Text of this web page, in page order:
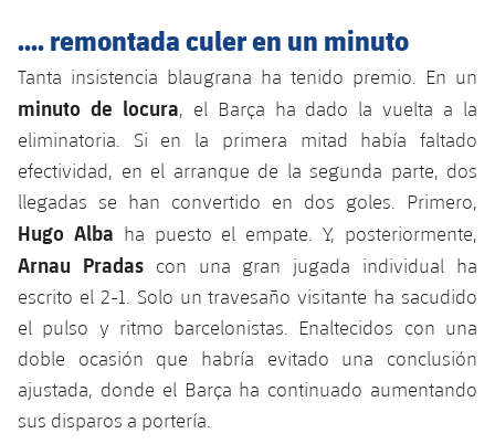
Jugadors
Palmarés
Historia
Clasificaciones
Infantil
Alevín
Calendario
Entradas
Resultados
Clasificaciones
Jugadores
Fotos
plusicon
más
Actualidad
Calendario
Resultados
Jugadores
Clasificaciones
plusicon
más
Actualidad
Barça C
Junior
Juvenil
Infantil
Campus Verano
PLUSICON
MÁS
Información general
plusicon
más
Noticias
Atletismo
plusicon
más
Actualidad
Baloncesto en silla de ruedas
plusicon
más
.... remontada culer en un minuto
Tanta insistencia blaugrana ha tenido premio. En un
minuto de locura, el Barça ha dado la vuelta a la
eliminatoria. Si en la primera mitad había faltado
efectividad, en el arranque de la segunda parte, dos
llegadas se han convertido en dos goles. Primero,
Hugo Alba ha puesto el empate. Y, posteriormente,
Arnau Pradascon una gran jugada individual ha
escrito el 2-1. Solo un travesaño visitante ha sacudido
el pulso y ritmo barcelonistas. Enaltecidos con una
doble ocasión que habría evitado una conclusión
ajustada, donde el Barça ha continuado aumentando
sus disparos a portería.